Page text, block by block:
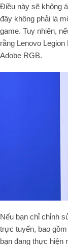
Điều này sẽ không
đây không phải là
game. Tuy nhiên,
rằng Lenovo
Adobe RGB.
Nếu bạn chỉ chỉnh
trực tuyến, bao
bạn đang thực hiện